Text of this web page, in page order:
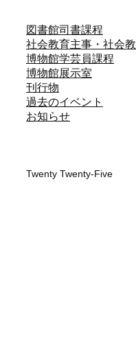
図書館司書課程
社会教育主事・社会
博物館学芸員課程
博物館展示室
刊行物
過去のイベント
お知らせ
Twenty Twenty-Five